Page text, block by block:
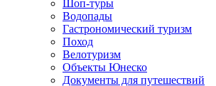
Шоп-туры
Водопады
Гастрономический туризм
Поход
Велотуризм
Объекты Юнеско
Документы для путешествий